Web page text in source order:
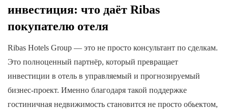
инвестиция: что даёт Ribas
покупателю отеля
Ribas Hotels Group — это не просто консультант по сделкам.
Это полноценный партнёр, который превращает
инвестиции в отель в управляемый и прогнозируемый
бизнес-проект. Именно благодаря такой поддержке
гостиничная недвижимость становится не просто обьектом,